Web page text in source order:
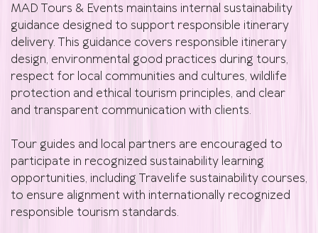
MAD Tours & Events maintains internal sustainability
guidance designed to support responsible itinerary
delivery. This guidance covers responsible itinerary
design, environmental good practices during tours,
respect for local communities and cultures, wildlife
protection and ethical tourism principles, and clear
and transparent communication with clients.
Tour guides and local partners are encouraged to
participate in recognized sustainability learning
opportunities, including Travelife sustainability courses,
to ensure alignment with internationally recognized
responsible tourism standards.